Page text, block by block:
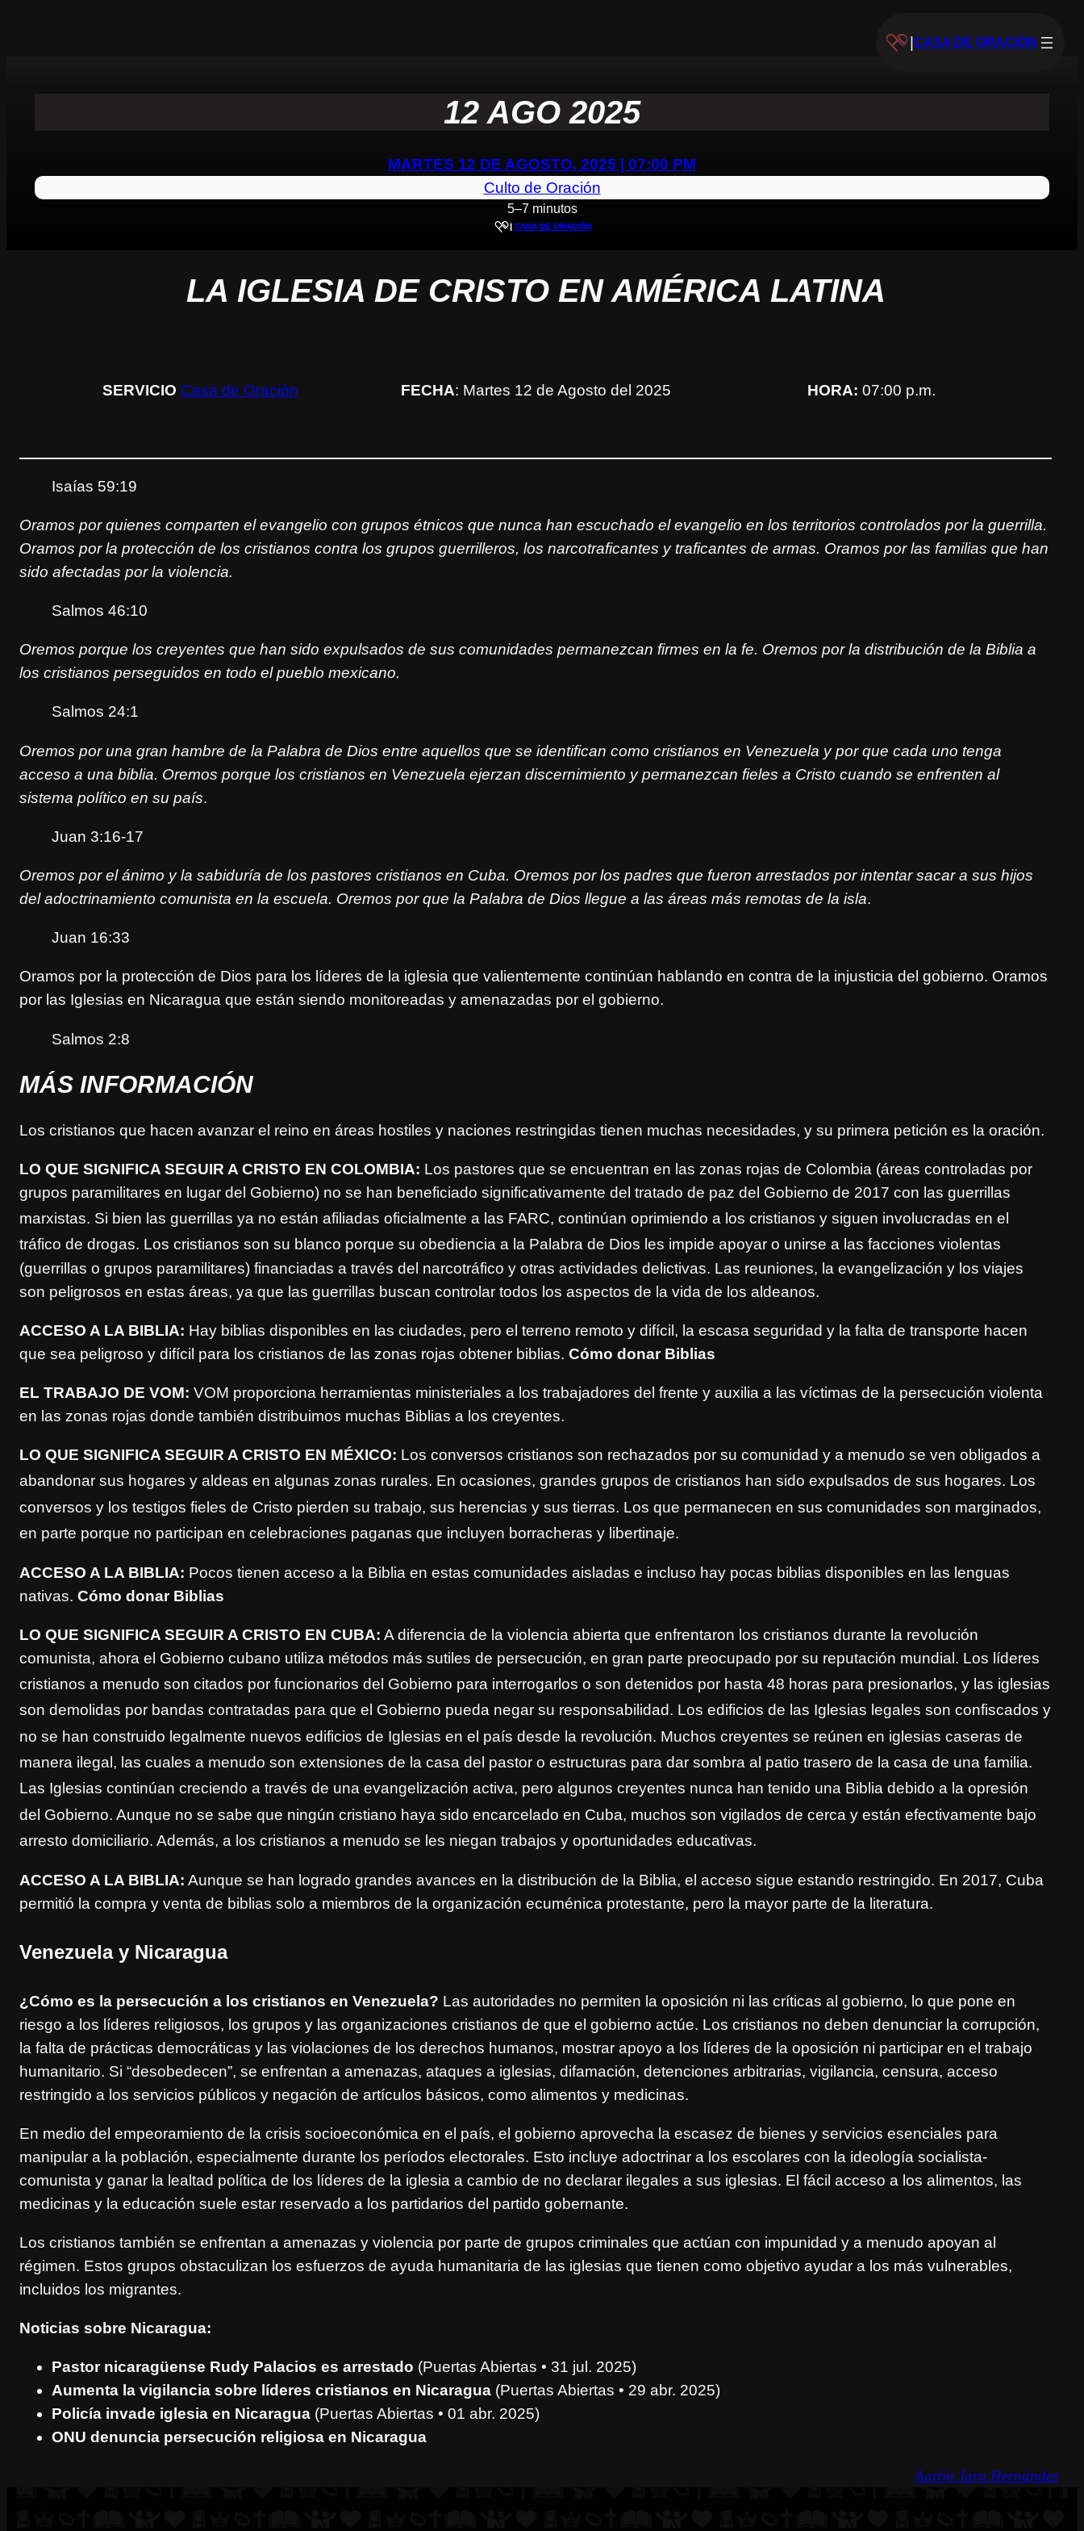
CASA DE ORACIÓN
12 AGO 2025
MARTES 12 DE AGOSTO, 2025 | 07:00 PM
Culto de Oración
5–7 minutos
| CASA DE ORACIÓN
LA IGLESIA DE CRISTO EN AMÉRICA LATINA
SERVICIO Casa de Oración FECHA: Martes 12 de Agosto del 2025 HORA: 07:00 p.m.
Isaías 59:19
Oramos por quienes comparten el evangelio con grupos étnicos que nunca han escuchado el evangelio en los territorios controlados por la guerrilla.
Oramos por la protección de los cristianos contra los grupos guerrilleros, los narcotraficantes y traficantes de armas. Oramos por las familias que han
sido afectadas por la violencia.
Salmos 46:10
Oremos porque los creyentes que han sido expulsados de sus comunidades permanezcan firmes en la fe. Oremos por la distribución de la Biblia a
los cristianos perseguidos en todo el pueblo mexicano.
Salmos 24:1
Oremos por una gran hambre de la Palabra de Dios entre aquellos que se identifican como cristianos en Venezuela y por que cada uno tenga
acceso a una biblia. Oremos porque los cristianos en Venezuela ejerzan discernimiento y permanezcan fieles a Cristo cuando se enfrenten al
sistema político en su país.
Juan 3:16-17
Oremos por el ánimo y la sabiduría de los pastores cristianos en Cuba. Oremos por los padres que fueron arrestados por intentar sacar a sus hijos
del adoctrinamiento comunista en la escuela. Oremos por que la Palabra de Dios llegue a las áreas más remotas de la isla.
Juan 16:33
Oramos por la protección de Dios para los líderes de la iglesia que valientemente continúan hablando en contra de la injusticia del gobierno. Oramos
por las Iglesias en Nicaragua que están siendo monitoreadas y amenazadas por el gobierno.
Salmos 2:8
MÁS INFORMACIÓN
Los cristianos que hacen avanzar el reino en áreas hostiles y naciones restringidas tienen muchas necesidades, y su primera petición es la oración.
LO QUE SIGNIFICA SEGUIR A CRISTO EN COLOMBIA: Los pastores que se encuentran en las zonas rojas de Colombia (áreas controladas por
grupos paramilitares en lugar del Gobierno) no se han beneficiado significativamente del tratado de paz del Gobierno de 2017 con las guerrillas
marxistas. Si bien las guerrillas ya no están afiliadas oficialmente a las FARC, continúan oprimiendo a los cristianos y siguen involucradas en el
tráfico de drogas. Los cristianos son su blanco porque su obediencia a la Palabra de Dios les impide apoyar o unirse a las facciones violentas
(guerrillas o grupos paramilitares) financiadas a través del narcotráfico y otras actividades delictivas. Las reuniones, la evangelización y los viajes
son peligrosos en estas áreas, ya que las guerrillas buscan controlar todos los aspectos de la vida de los aldeanos.
ACCESO A LA BIBLIA: Hay biblias disponibles en las ciudades, pero el terreno remoto y difícil, la escasa seguridad y la falta de transporte hacen
que sea peligroso y difícil para los cristianos de las zonas rojas obtener biblias. Cómo donar Biblias
EL TRABAJO DE VOM: VOM proporciona herramientas ministeriales a los trabajadores del frente y auxilia a las víctimas de la persecución violenta
en las zonas rojas donde también distribuimos muchas Biblias a los creyentes.
LO QUE SIGNIFICA SEGUIR A CRISTO EN MÉXICO: Los conversos cristianos son rechazados por su comunidad y a menudo se ven obligados a
abandonar sus hogares y aldeas en algunas zonas rurales. En ocasiones, grandes grupos de cristianos han sido expulsados de sus hogares. Los
conversos y los testigos fieles de Cristo pierden su trabajo, sus herencias y sus tierras. Los que permanecen en sus comunidades son marginados,
en parte porque no participan en celebraciones paganas que incluyen borracheras y libertinaje.
ACCESO A LA BIBLIA: Pocos tienen acceso a la Biblia en estas comunidades aisladas e incluso hay pocas biblias disponibles en las lenguas
nativas. Cómo donar Biblias
LO QUE SIGNIFICA SEGUIR A CRISTO EN CUBA: A diferencia de la violencia abierta que enfrentaron los cristianos durante la revolución
comunista, ahora el Gobierno cubano utiliza métodos más sutiles de persecución, en gran parte preocupado por su reputación mundial. Los líderes
cristianos a menudo son citados por funcionarios del Gobierno para interrogarlos o son detenidos por hasta 48 horas para presionarlos, y las iglesias
son demolidas por bandas contratadas para que el Gobierno pueda negar su responsabilidad. Los edificios de las Iglesias legales son confiscados y
no se han construido legalmente nuevos edificios de Iglesias en el país desde la revolución. Muchos creyentes se reúnen en iglesias caseras de
manera ilegal, las cuales a menudo son extensiones de la casa del pastor o estructuras para dar sombra al patio trasero de la casa de una familia.
Las Iglesias continúan creciendo a través de una evangelización activa, pero algunos creyentes nunca han tenido una Biblia debido a la opresión
del Gobierno. Aunque no se sabe que ningún cristiano haya sido encarcelado en Cuba, muchos son vigilados de cerca y están efectivamente bajo
arresto domiciliario. Además, a los cristianos a menudo se les niegan trabajos y oportunidades educativas.
ACCESO A LA BIBLIA: Aunque se han logrado grandes avances en la distribución de la Biblia, el acceso sigue estando restringido. En 2017, Cuba
permitió la compra y venta de biblias solo a miembros de la organización ecuménica protestante, pero la mayor parte de la literatura.
Venezuela y Nicaragua
¿Cómo es la persecución a los cristianos en Venezuela? Las autoridades no permiten la oposición ni las críticas al gobierno, lo que pone en
riesgo a los líderes religiosos, los grupos y las organizaciones cristianos de que el gobierno actúe. Los cristianos no deben denunciar la corrupción,
la falta de prácticas democráticas y las violaciones de los derechos humanos, mostrar apoyo a los líderes de la oposición ni participar en el trabajo
humanitario. Si “desobedecen”, se enfrentan a amenazas, ataques a iglesias, difamación, detenciones arbitrarias, vigilancia, censura, acceso
restringido a los servicios públicos y negación de artículos básicos, como alimentos y medicinas.
En medio del empeoramiento de la crisis socioeconómica en el país, el gobierno aprovecha la escasez de bienes y servicios esenciales para
manipular a la población, especialmente durante los períodos electorales. Esto incluye adoctrinar a los escolares con la ideología socialista-
comunista y ganar la lealtad política de los líderes de la iglesia a cambio de no declarar ilegales a sus iglesias. El fácil acceso a los alimentos, las
medicinas y la educación suele estar reservado a los partidarios del partido gobernante.
Los cristianos también se enfrentan a amenazas y violencia por parte de grupos criminales que actúan con impunidad y a menudo apoyan al
régimen. Estos grupos obstaculizan los esfuerzos de ayuda humanitaria de las iglesias que tienen como objetivo ayudar a los más vulnerables,
incluidos los migrantes.
Noticias sobre Nicaragua:
Pastor nicaragüense Rudy Palacios es arrestado (Puertas Abiertas • 31 jul. 2025)
Aumenta la vigilancia sobre líderes cristianos en Nicaragua (Puertas Abiertas • 29 abr. 2025)
Policía invade iglesia en Nicaragua (Puertas Abiertas • 01 abr. 2025)
ONU denuncia persecución religiosa en Nicaragua
Aarón Jara Hernández